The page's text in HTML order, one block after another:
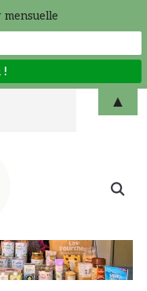
Search
▲